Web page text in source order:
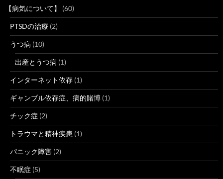
【病気について】 (60)
PTSDの治療 (2)
うつ病 (10)
出産とうつ病 (1)
インターネット依存 (1)
ギャンブル依存症、病的賭博 (1)
チック症 (2)
トラウマと精神疾患 (1)
パニック障害 (2)
不眠症 (5)